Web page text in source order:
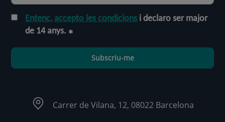
Entenc, accepto les condicions i declaro ser major
de 14 anys.
Subscriu-me
Carrer de Vilana, 12, 08022 Barcelona